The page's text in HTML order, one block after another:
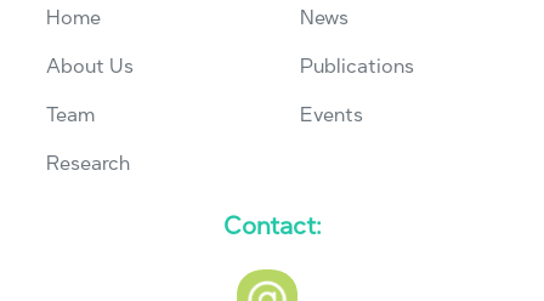
Home
About Us
Team
Research
News
Publications
Events
Contact: